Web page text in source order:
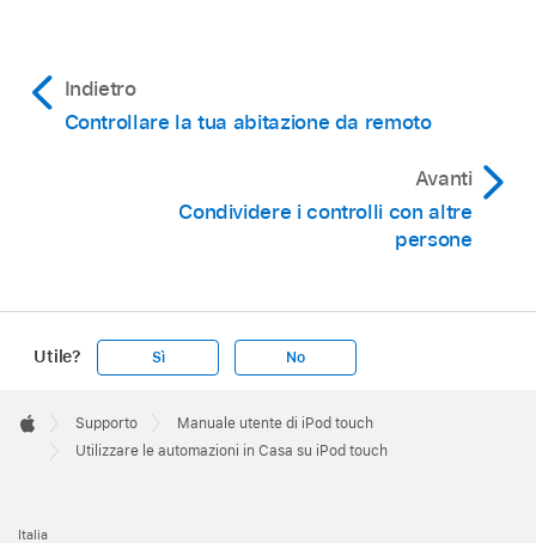
Indietro
Controllare la tua abitazione da remoto
Avanti
Condividere i controlli con altre
persone
Utile? Sì No
Footer

Apple
Supporto
Manuale utente di iPod touch
Utilizzare le automazioni in Casa su iPod touch
Italia